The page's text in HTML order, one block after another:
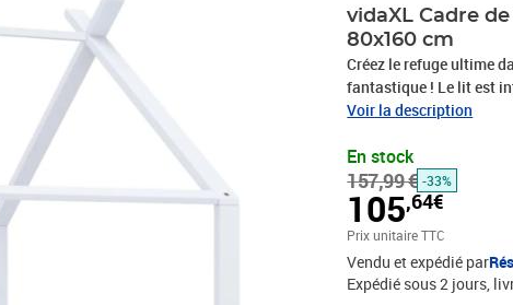
vidaXL Cadre
80x160 cm
Créez le refuge ultime
fantastique ! Le lit est
arbres où vous pouvez
votre enfant. Ce cadre
robuste et durable. Les
stabilité. Ce cadre de lit
comprend uniquement
Vous pouvez consulter
blancMatériau : pin
x l x H)Dimensions du
Voir la description
En stock
157,99 € -33%
105,64€
Prix unitaire TTC
Vendu et expédié par
Expédié sous 2 jours